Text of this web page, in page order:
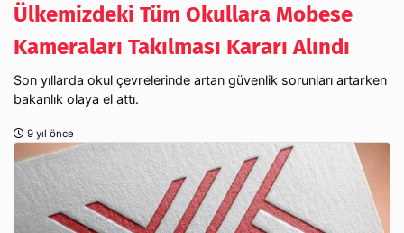
Ülkemizdeki Tüm Okullara Mobese
Kameraları Takılması Kararı Alındı
Son yıllarda okul çevrelerinde artan güvenlik sorunları artarken
bakanlık olaya el attı.
9 yıl önce